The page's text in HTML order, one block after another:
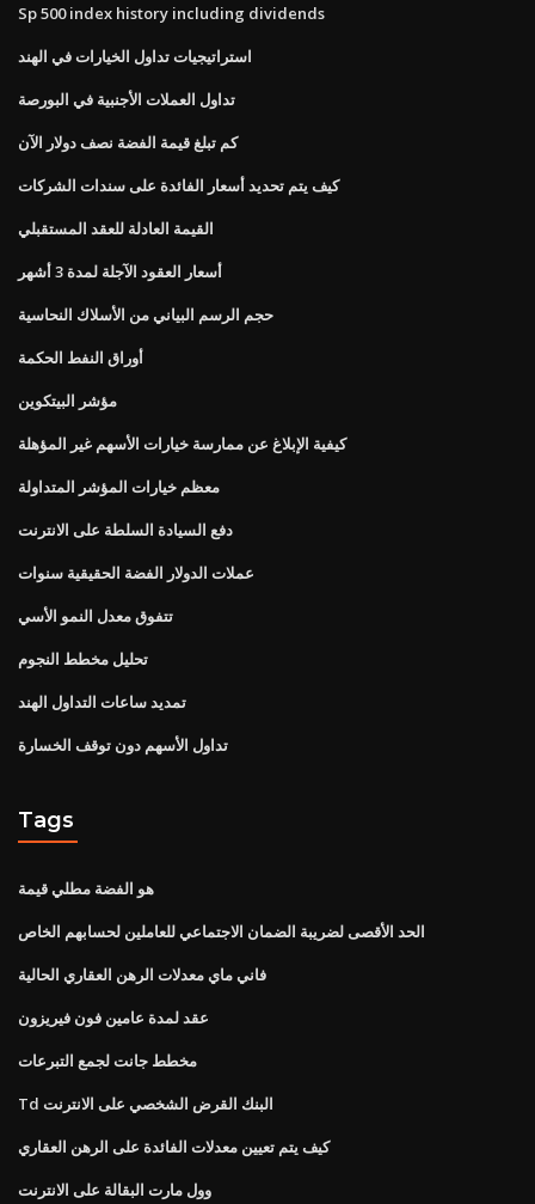
Sp 500 index history including dividends
استراتيجيات تداول الخيارات في الهند
تداول العملات الأجنبية في البورصة
كم تبلغ قيمة الفضة نصف دولار الآن
كيف يتم تحديد أسعار الفائدة على سندات الشركات
القيمة العادلة للعقد المستقبلي
أسعار العقود الآجلة لمدة 3 أشهر
حجم الرسم البياني من الأسلاك النحاسية
أوراق النفط الحكمة
مؤشر البيتكوين
كيفية الإبلاغ عن ممارسة خيارات الأسهم غير المؤهلة
معظم خيارات المؤشر المتداولة
دفع السيادة السلطة على الانترنت
عملات الدولار الفضة الحقيقية سنوات
تتفوق معدل النمو الأسي
تحليل مخطط النجوم
تمديد ساعات التداول الهند
تداول الأسهم دون توقف الخسارة
Tags
هو الفضة مطلي قيمة
الحد الأقصى لضريبة الضمان الاجتماعي للعاملين لحسابهم الخاص
فاني ماي معدلات الرهن العقاري الحالية
عقد لمدة عامين فون فيريزون
مخطط جانت لجمع التبرعات
Td البنك القرض الشخصي على الانترنت
كيف يتم تعيين معدلات الفائدة على الرهن العقاري
وول مارت البقالة على الانترنت